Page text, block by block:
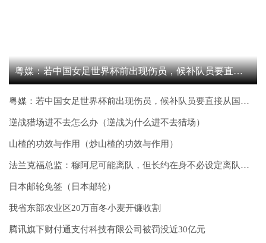
粤媒：若中国女足世界杯前出现伤员，候补队员要直接从国内驰援
粤媒：若中国女足世界杯前出现伤员，候补队员要直接从国内驰援
逆战猎场进不去怎么办（逆战为什么进不去猎场）
山楂的功效与作用（炒山楂的功效与作用）
法兰克福总监：穆阿尼可能离队，但长约在身不必设定离队期限
日本邮轮免签（日本邮轮）
我省东部农业区20万亩冬小麦开镰收割
腾讯旗下财付通支付科技有限公司被罚没近30亿元